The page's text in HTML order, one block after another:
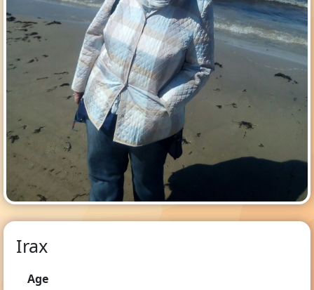
Irax
Age